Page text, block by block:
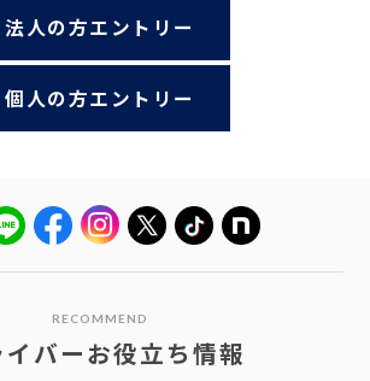
法人の方エントリー
個人の方エントリー
RECOMMEND
イバーお役立ち情報